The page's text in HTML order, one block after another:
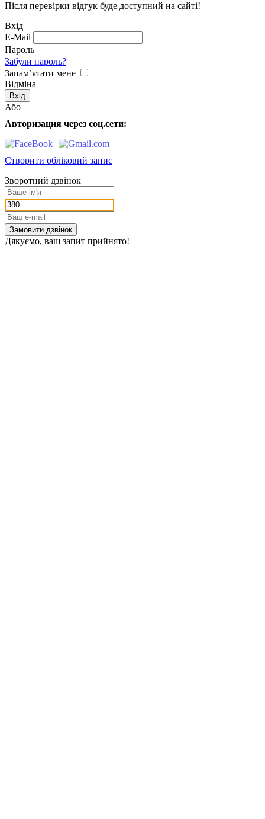
Після перевірки відгук буде доступний на сайті!
Вхід
E-Mail
Пароль
Забули пароль?
Запам’ятати мене
Відміна
Або
Авторизация через соц.сети:
Створити обліковий запис
Зворотний дзвінок
Замовити дзвінок
Дякуємо, ваш запит прийнято!